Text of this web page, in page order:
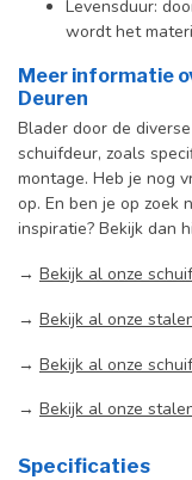
Levensduur:
wordt het
Meer informatie
Deuren
Blader door de
schuifdeur, zoals
montage. Heb je nog
op. En ben je op zoek
inspiratie? Bekijk dan
→ Bekijk al onze
→ Bekijk al onze
→ Bekijk al onze
→ Bekijk al onze
Specificaties